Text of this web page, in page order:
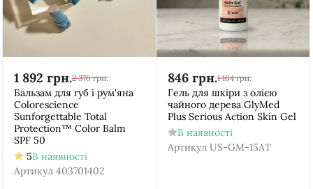
1 892 грн.2 376 грн.
Бальзам для губ і рум'яна
Colorescience
Sunforgettable Total
Protection™ Color Balm
SPF 50
5В наявності
Артикул 403701402
846 грн.1 164 грн.
Гель для шкіри з олією
чайного дерева GlyMed
Plus Serious Action Skin Gel
В наявності
Артикул US-GM-15AT